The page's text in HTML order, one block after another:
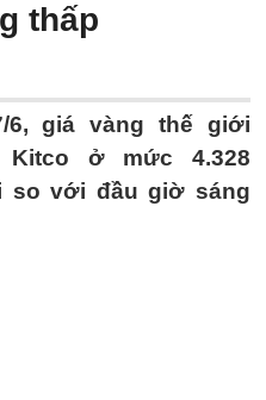
thấp
6, giá vàng thế giới
ở mức 4.328
so với đầu giờ sáng